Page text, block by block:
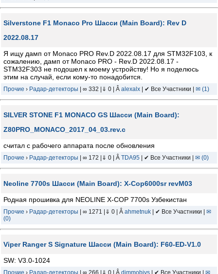
Silverstone F1 Monaco Pro Шасси (Main Board): Rev D
2022.08.17
Я ищу дамп от Monaco PRO Rev.D 2022.08.17 для STM32F103, к
сожалению, дамп от Monaco PRO - Rev.D 2022.08.17 -
STM32F303 не подошел к моему устройству! Но я поделюсь
этим на случай, если кому-то понадобится.
Прочие › Радар-детекторы | ∞ 332 |⇓ 0 | Â alexalx | ✔ Все Участники | ✉ (1)
SILVER STONE F1 MONACO GS Шасси (Main Board):
Z80PRO_MONACO_2017_04_03.rev.c
считал с рабочего аппарата после обновления
Прочие › Радар-детекторы | ∞ 172 |⇓ 0 | Â TDA95 | ✔ Все Участники | ✉ (0)
Neoline 7700s Шасси (Main Board): X-Cop6000sr revM03
Родная прошивка для NEOLINE X-COP 7700s Узбекистан
Прочие › Радар-детекторы | ∞ 1271 |⇓ 0 | Â ahmetnuk | ✔ Все Участники | ✉
(0)
Viper Ranger S Signature Шасси (Main Board): F60-ED-V1.0
SW: V3.0-1024
Прочие › Радар-детекторы | ∞ 266 |⇓ 0 | Â dimmobiys | ✔ Все Участники | ✉